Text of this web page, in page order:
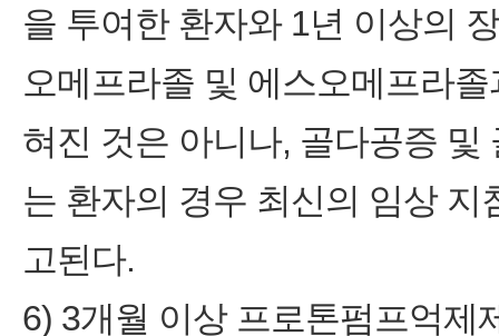
을 투여한 환자와 1년 이상의
오메프라졸 및 에스오메프라
혀진 것은 아니나, 골다공증
는 환자의 경우 최신의 임상
고된다.
6) 3개월 이상 프로톤펌프억제